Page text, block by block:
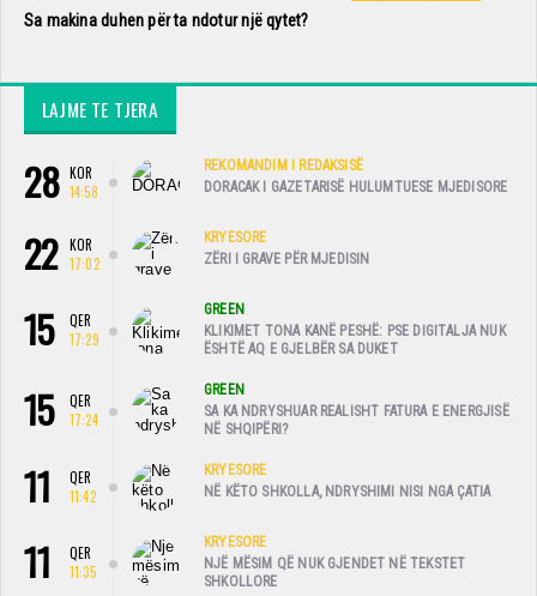
Sa makina duhen për ta ndotur një qytet?
LAJME TE TJERA
28 KOR
14:58
REKOMANDIM I REDAKSISË
DORACAK I GAZETARISË HULUMTUESE MJEDISORE
22
KOR
17:02
KRYESORE
ZËRI I GRAVE PËR MJEDISIN
15
QER
17:29
GREEN
KLIKIMET TONA KANË PESHË: PSE DIGITALJA NUK
ËSHTË AQ E GJELBËR SA DUKET
15
QER
17:24
GREEN
SA KA NDRYSHUAR REALISHT FATURA E ENERGJISË
NË SHQIPËRI?
11
QER
11:42
KRYESORE
NË KËTO SHKOLLA, NDRYSHIMI NISI NGA ÇATIA
11
QER
11:35
KRYESORE
NJË MËSIM QË NUK GJENDET NË TEKSTET
SHKOLLORE